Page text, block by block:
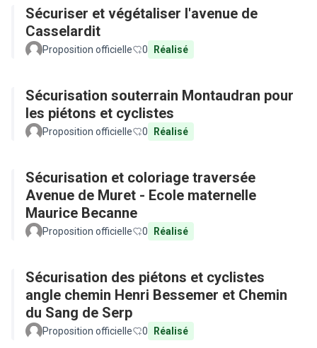
Sécuriser et végétaliser l'avenue de
Casselardit
Proposition officielle 0 Réalisé
Sécurisation souterrain Montaudran pour
les piétons et cyclistes
Proposition officielle 0 Réalisé
Sécurisation et coloriage traversée
Avenue de Muret - Ecole maternelle
Maurice Becanne
Proposition officielle 0 Réalisé
Sécurisation des piétons et cyclistes
angle chemin Henri Bessemer et Chemin
du Sang de Serp
Proposition officielle 0 Réalisé